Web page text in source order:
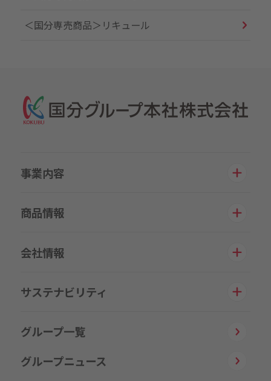
＜国分専売商品＞リキュール
事業内容
商品情報
会社情報
サステナビリティ
グループ一覧
グループニュース